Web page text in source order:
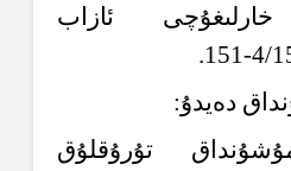
خارلىغۇچى ئازاب
دەيدۇ:
تۇرۇقلۇق